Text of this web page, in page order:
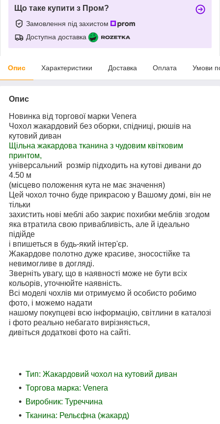
Що таке купити з Пром?
Замовлення під захистом
Доступна доставка
Опис Характеристики Доставка Оплата Умови
Опис
Новинка від торгової марки Venera
Чохол жакардовий без оборки, спідниці, рюшів на
кутовий диван
Щільна жакардова тканина з чудовим квітковим
принтом,
універсальний розмір підходить на кутові дивани до
4.50 м
(місцево положення кута не має значення)
Цей чохол точно буде прикрасою у Вашому домі, він не
тільки
захистить нові меблі або закриє похибки меблів згодом
яка втратила свою привабливість, але й ідеально
підійде
і впишеться в будь-який інтер'єр.
Жакардове полотно дуже красиве, зносостійке та
невимогливе в догляді.
Зверніть увагу, що в наявності може не бути всіх
кольорів, уточнюйте наявність.
Всі моделі чохлів ми отримуємо й особисто робимо
фото, і можемо надати
нашому покупцеві всю інформацію, світлини в каталозі
і фото реально небагато вирізняється,
дивіться додаткові фото на сайті.
Тип: Жакардовий чохол на кутовий диван
Торгова марка: Venera
Виробник: Туреччина
Тканина: Рельєфна (жакард)